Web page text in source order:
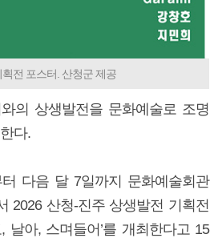
전 포스터. 산청군 제공
의 상생발전을 문화예술로 조명
다.
다음 달 7일까지 문화예술회관
2026 산청-진주 상생발전 기획전
날아, 스며들어’를 개최한다고 15